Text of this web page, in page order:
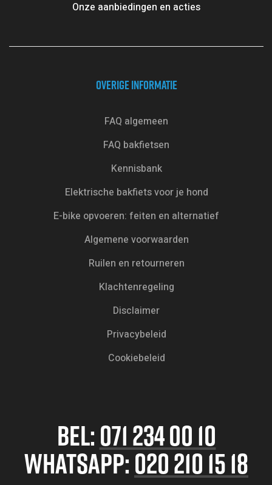
Onze aanbiedingen en acties
OVERIGE INFORMATIE
FAQ algemeen
FAQ bakfietsen
Kennisbank
Elektrische bakfiets voor je hond
E-bike opvoeren: feiten en alternatief
Algemene voorwaarden
Ruilen en retourneren
Klachtenregeling
Disclaimer
Privacybeleid
Cookiebeleid
BEL: 071 234 00 10
WHATSAPP: 020 210 15 18